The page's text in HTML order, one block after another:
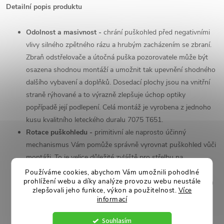
Používáme cookies, abychom Vám umožnili pohodlné
prohlížení webu a díky analýze provozu webu neustále
zlepšovali jeho funkce, výkon a použitelnost. Více
informací
Souhlasím
Detailní popis produktu
Odolnost a masivnost - chrání puškohled před negativními
vlivy silného zpětného rázu a hrubým zacházením se zbraní.
Zbraň odstřelovače a útočná puška pozorovatele může být
osazena shodnou montáží a umožnit tak upevnění shodného
dalšího vybavení a doplňků. Dosedací plochy jsou na vnitřní
straně rýhované a to výrazně zlepšuje úchop optiky
popřípadě její podlepení. Celá montáž je vyrobena z jednoho
kusu kvalitního leteckého duralu 7075 T651.
Rotace puškohledu - primitivní ale naprosto účinný
mechanismus Vám pomůže správně vyrovnat puškohled vůči
montáži. To je velice důležité zvláště pro střelbu na
vzdálenosti překračující už 200m. Pokud kříž není v ose se
zbraní, dochází poté k výrazným odchylkám a nepřesnostem
ve střelbě a používání záměrného kříže. S tímto systémem
jakéhokoliv použití libel nebo gyroskopů)